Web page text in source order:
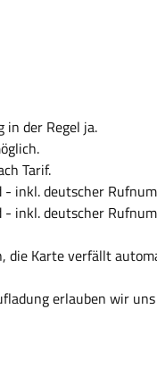
in der Regel ja.
Tarif.
- inkl. deutscher
- inkl. deutscher
die Karte verfällt
erlauben wir